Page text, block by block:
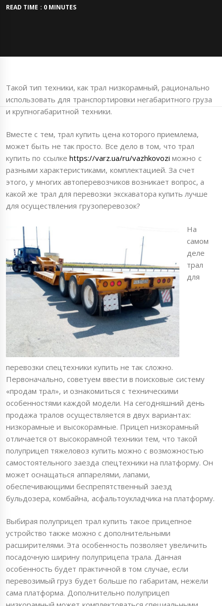
READ TIME : 0 MINUTES
Такой тип техники, как трал низкорамный, рационально
использовать для транспортировки негабаритного груза
и крупногабаритной техники.
Вместе с тем, трал купить цена которого приемлема,
может быть не так просто. Все дело в том, что трал
купить по ссылке https://varz.ua/ru/vazhkovozi можно с
разными характеристиками, комплектацией. За счет
этого, у многих автоперевозчиков возникает вопрос, а
какой же трал для перевозки экскаватора купить лучше
для осуществления грузоперевозок?
На
самом
деле
трал
для
перевозки спецтехники купить не так сложно.
Первоначально, советуем ввести в поисковые систему
«продам трал», и ознакомиться с техническими
особенностями каждой модели. На сегодняшний день
продажа тралов осуществляется в двух вариантах:
низкорамные и высокорамные. Прицеп низкорамный
отличается от высокорамной техники тем, что такой
полуприцеп тяжеловоз купить можно с возможностью
самостоятельного заезда спецтехники на платформу. Он
может оснащаться аппарелями, лапами,
обеспечивающими беспрепятственный заезд
бульдозера, комбайна, асфальтоукладчика на платформу.
Выбирая полуприцеп трал купить такое прицепное
устройство также можно с дополнительными
расширителями. Эта особенность позволяет увеличить
посадочную ширину полуприцепа трала. Данная
особенность будет практичной в том случае, если
перевозимый груз будет больше по габаритам, нежели
сама платформа. Дополнительно полуприцеп